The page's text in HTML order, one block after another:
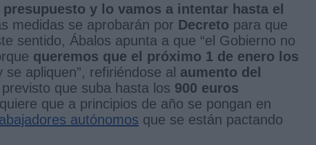
presupuesto y lo vamos a intentar hasta el
medidas se aprobarán por Decreto para que
sentido, Ábalos apunta a que “el Gobierno no
queremos que el próximo 1 de enero los
se apliquen”, refiriéndose al aumento del
que suba hasta los 900 euros
que a principios de año se pongan en
autónomos que se están pactando